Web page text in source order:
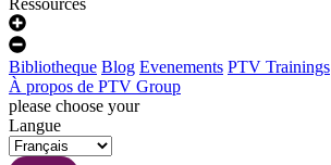
Ressources
Bibliotheque Blog Evenements PTV Trainings
À propos de PTV Group
please choose your
Langue